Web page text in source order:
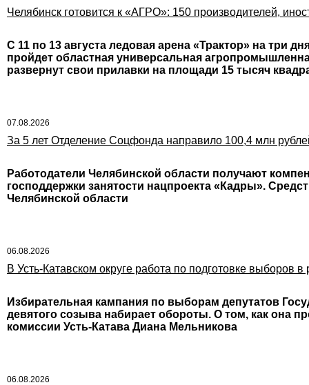
Челябинск готовится к «АГРО»: 150 производителей,
С 11 по 13 августа ледовая арена «Трактор» на три
пройдет областная универсальная
развернут свои прилавки на площади 15 тысяч
07.08.2026
За 5 лет Отделение Соцфонда направило 100,4 млн
Работодатели Челябинской области получают
господдержки занятости нацпроекта «Кадры».
Челябинской области
06.08.2026
В Усть-Катавском округе работа по подготовке выборов в
Избирательная кампания по выборам депутатов
девятого созыва набирает обороты. О том, как она
комиссии Усть-Катава Диана Мельникова
06.08.2026